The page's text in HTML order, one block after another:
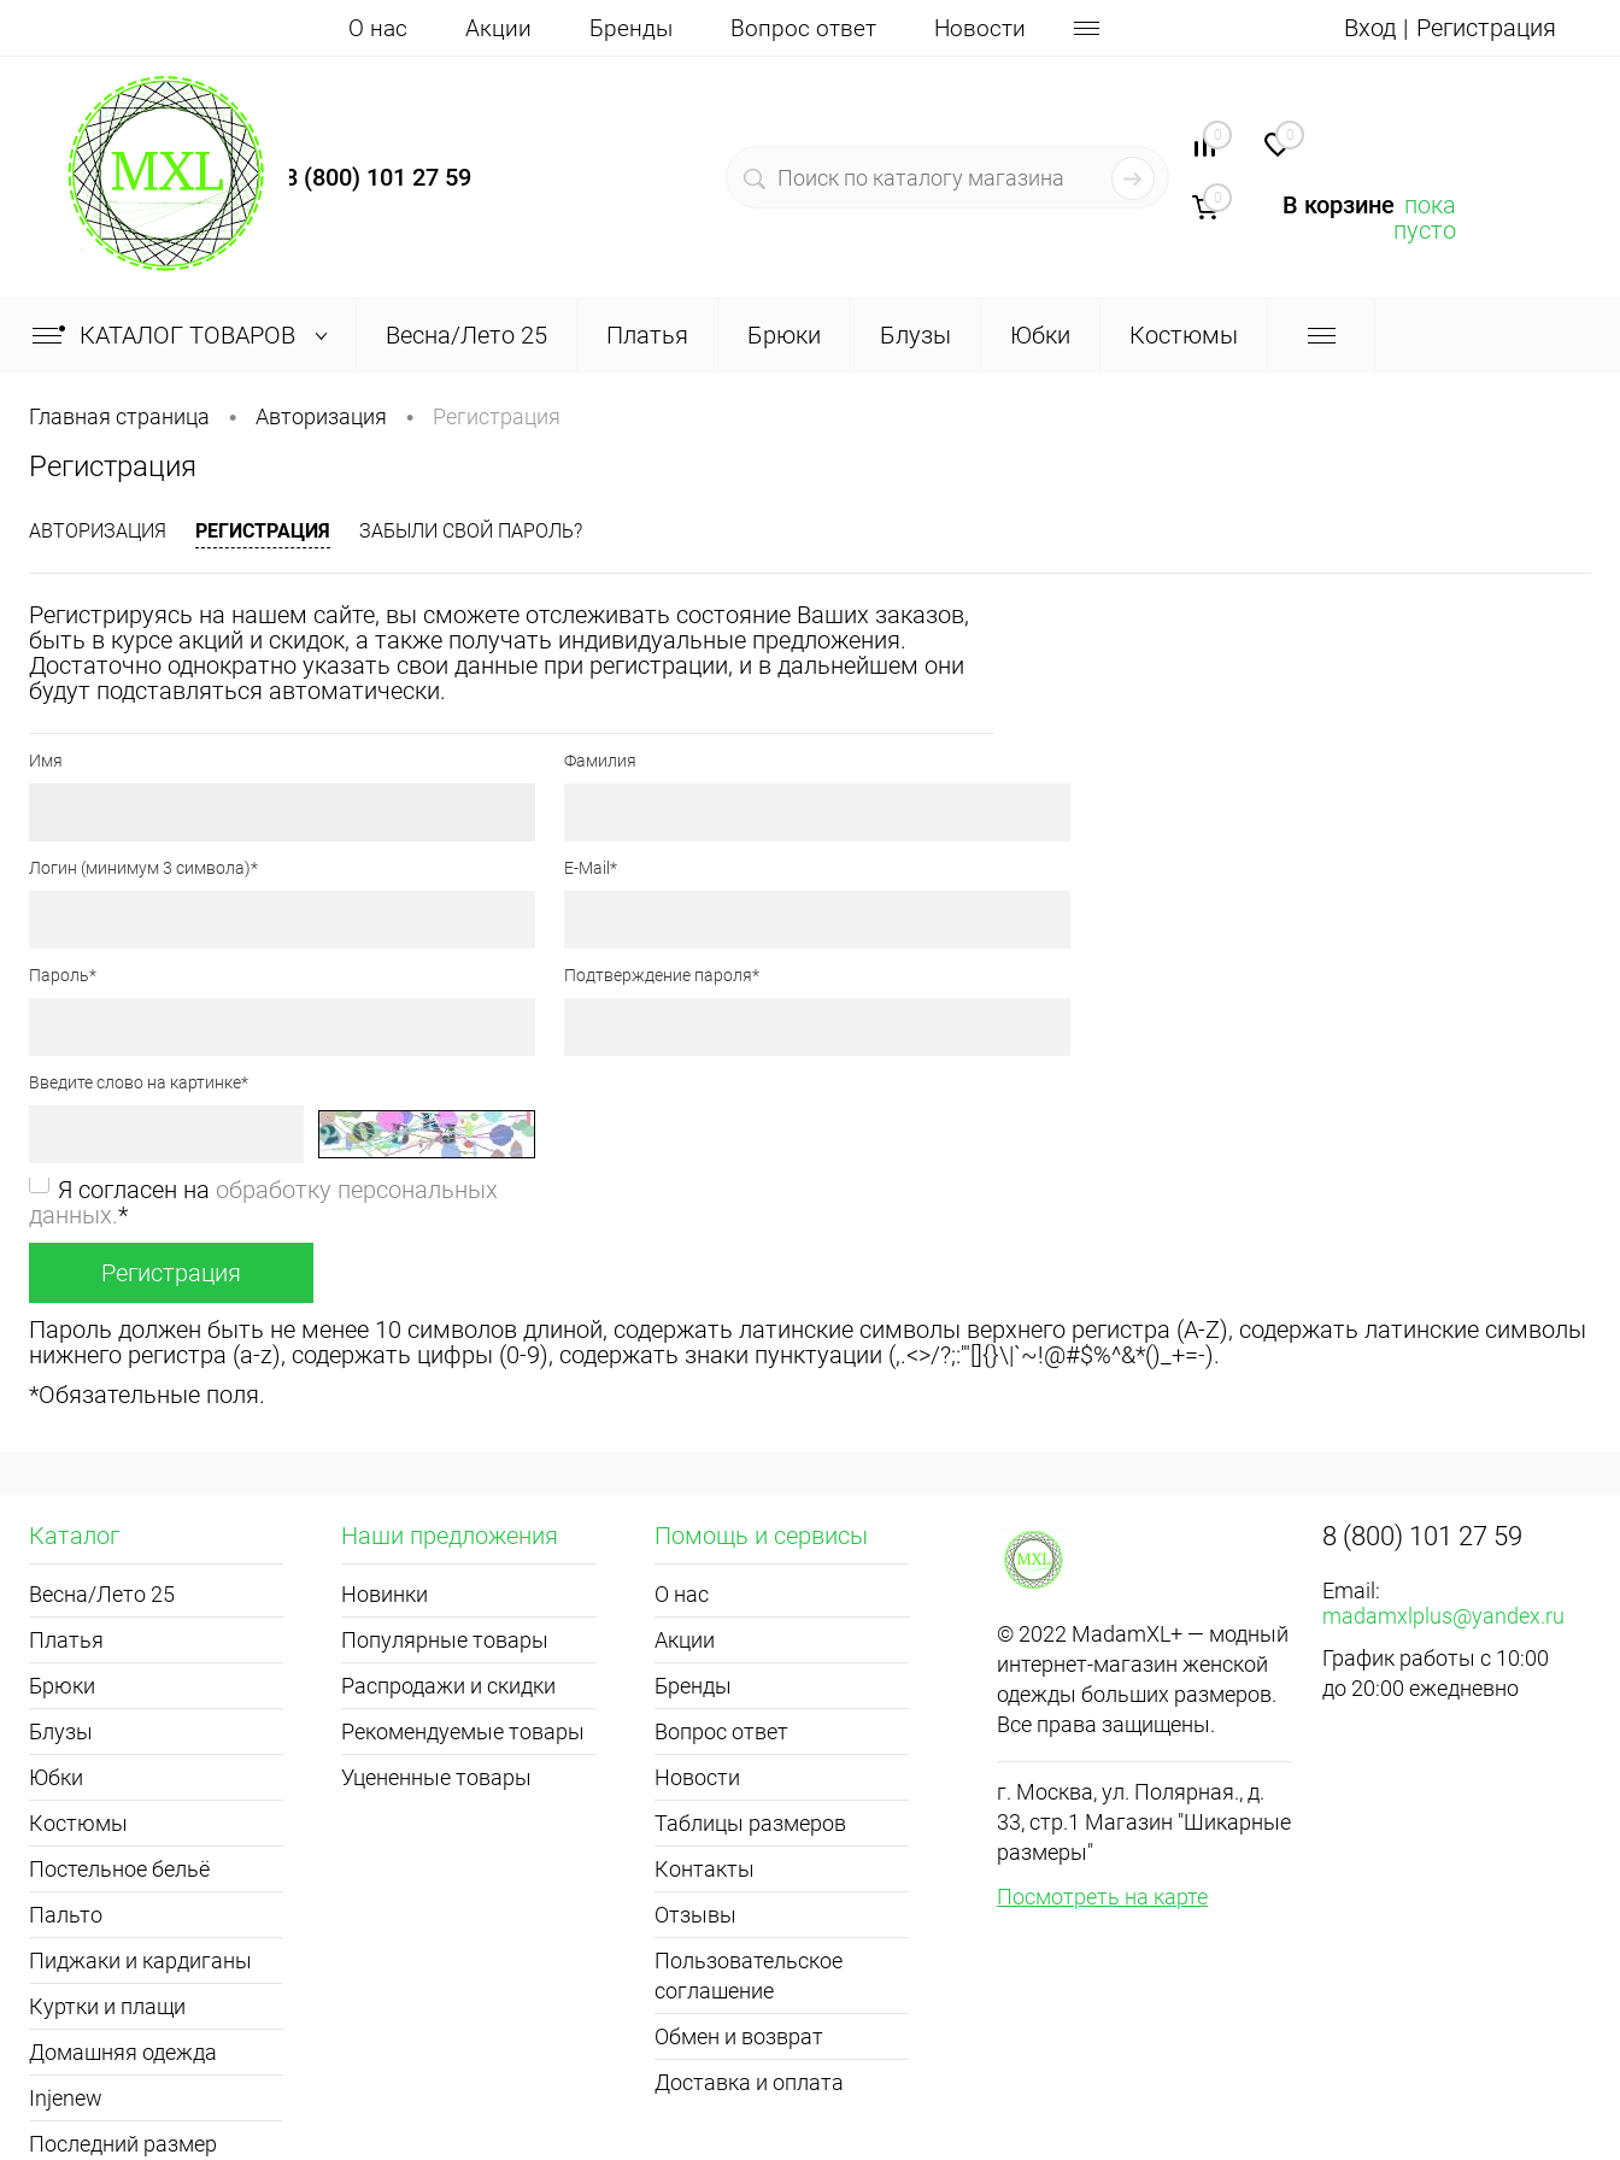
О нас Акции Бренды Вопрос ответ Новости Вход Регистрация
8 (800) 101 27 59
0 0
0 В корзине пока
пусто
КАТАЛОГ ТОВАРОВ Весна/Лето 25 Платья Брюки Блузы Юбки Костюмы
Главная страница • Авторизация • Регистрация
Регистрация
АВТОРИЗАЦИЯ РЕГИСТРАЦИЯ ЗАБЫЛИ СВОЙ ПАРОЛЬ?
Регистрируясь на нашем сайте, вы сможете отслеживать состояние Ваших заказов,
быть в курсе акций и скидок, а также получать индивидуальные предложения.
Достаточно однократно указать свои данные при регистрации, и в дальнейшем они
будут подставляться автоматически.
Имя Фамилия
Логин (минимум 3 символа)* E-Mail *
Пароль* Подтверждение пароля*
Введите слово на картинке*
Я согласен на обработку персональных
данных.*
Пароль должен быть не менее 10 символов длиной, содержать латинские символы верхнего регистра (A-Z), содержать латинские символы
нижнего регистра (a-z), содержать цифры (0-9), содержать знаки пунктуации (,.<>/?;:'"[]{}\|`~!@#$%^&*()_+=-).
*Обязательные поля.
Каталог
Весна/Лето 25
Платья
Брюки
Блузы
Юбки
Костюмы
Постельное бельё
Пальто
Пиджаки и кардиганы
Куртки и плащи
Домашняя одежда
Injenew
Последний размер
Наши предложения
Новинки
Популярные товары
Распродажи и скидки
Рекомендуемые товары
Уцененные товары
Помощь и сервисы
О нас
Акции
Бренды
Вопрос ответ
Новости
Таблицы размеров
Контакты
Отзывы
Пользовательское
соглашение
Обмен и возврат
Доставка и оплата
© 2022 MadamXL+ — модный
интернет-магазин женской
одежды больших размеров.
Все права защищены.
г. Москва, ул. Полярная., д.
33, стр.1 Магазин "Шикарные
размеры"
Посмотреть на карте
8 (800) 101 27 59
Email:
madamxlplus@yandex.ru
График работы с 10:00
до 20:00 ежедневно